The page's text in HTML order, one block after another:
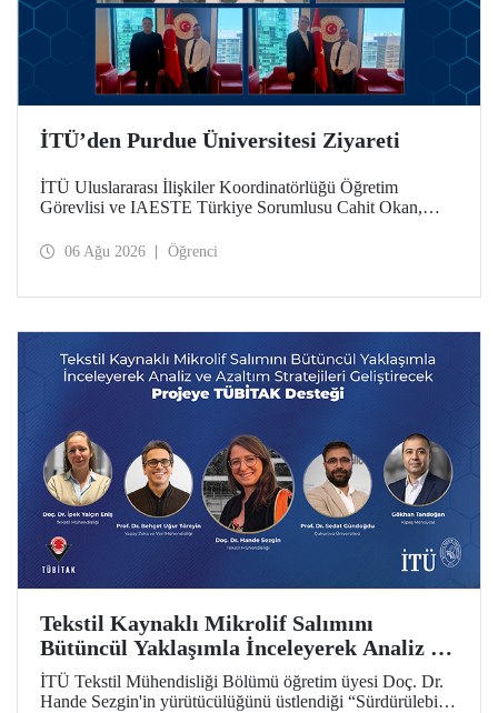
İTÜ’den Purdue Üniversitesi Ziyareti
İTÜ Uluslararası İlişkiler Koordinatörlüğü Öğretim
Görevlisi ve IAESTE Türkiye Sorumlusu Cahit Okan,
Temmuz tarihlerinde ABD’de dünyanın önde gelen
06 Ağu 2026 Öğrenci
Tekstil Kaynaklı Mikrolif Salımını
Bütüncül Yaklaşımla İnceleyerek Analiz ve
Azaltım Stratejileri Geliştirecek Projeye
TÜBİTAK Desteği
İTÜ Tekstil Mühendisliği Bölümü öğretim üyesi Doç. Dr.
Hande Sezgin'in yürütücülüğünü üstlendiği “Sürdürülebilir